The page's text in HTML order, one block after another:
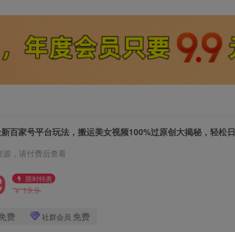
源，请付费后查看
限时特惠
￥19.9
费 社群会员 免费